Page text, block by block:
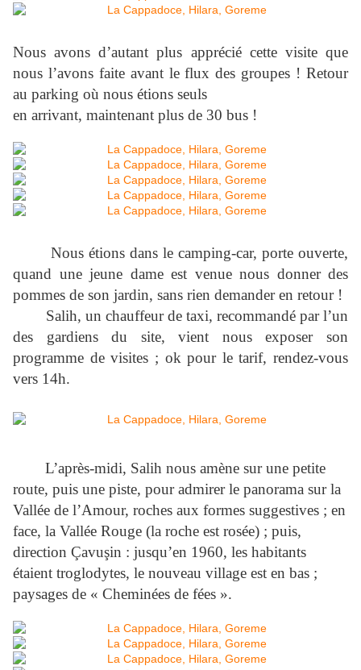
Nous avons d’autant plus apprécié cette visite que
nous l’avons faite avant le flux des groupes ! Retour
au parking où nous étions seuls
en arrivant, maintenant plus de 30 bus !
Nous étions dans le camping-car, porte ouverte,
quand une jeune dame est venue nous donner des
pommes de son jardin, sans rien demander en retour !
Salih, un chauffeur de taxi, recommandé par l’un
des gardiens du site, vient nous exposer son
programme de visites ; ok pour le tarif, rendez-vous
vers 14h.
L’après-midi, Salih nous amène sur une petite
route, puis une piste, pour admirer le panorama sur la
Vallée de l’Amour, roches aux formes suggestives ; en
face, la Vallée Rouge (la roche est rosée) ; puis,
direction Çavuşin : jusqu’en 1960, les habitants
étaient troglodytes, le nouveau village est en bas ;
paysages de « Cheminées de fées ».